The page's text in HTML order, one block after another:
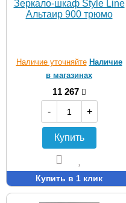
Зеркало-шкаф Style Line
Альтаир 900 трюмо
Наличие уточняйте Наличие
в магазинах
11 267
-
+
Купить
Купить в 1 клик